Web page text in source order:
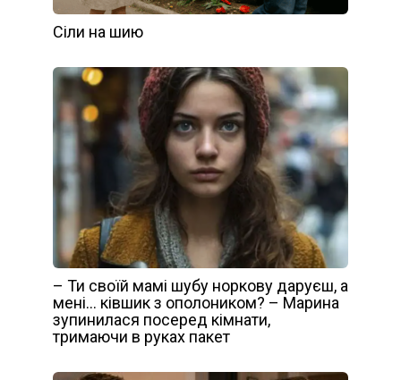
Сіли на шию
– Ти своїй мамі шубу норкову даруєш, а
мені… ківшик з ополоником? – Марина
зупинилася посеред кімнати,
тримаючи в руках пакет